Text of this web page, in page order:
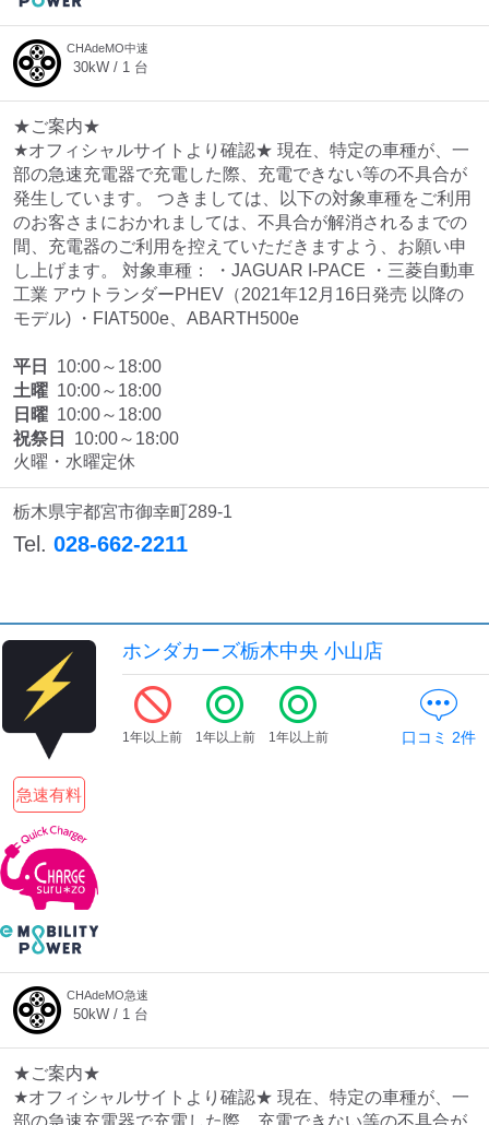
CHAdeMO中速
30kW / 1 台
★ご案内★
★オフィシャルサイトより確認★ 現在、特定の車種が、一
部の急速充電器で充電した際、充電できない等の不具合が
発生しています。 つきましては、以下の対象車種をご利用
のお客さまにおかれましては、不具合が解消されるまでの
間、充電器のご利用を控えていただきますよう、お願い申
し上げます。 対象車種： ・JAGUAR I-PACE ・三菱自動車
工業 アウトランダーPHEV（2021年12月16日発売 以降の
モデル) ・FIAT500e、ABARTH500e
平日
10:00～18:00
土曜 10:00～18:00
日曜 10:00～18:00
祝祭日
10:00～18:00
火曜・水曜定休
栃木県宇都宮市御幸町289-1
Tel. 028-662-2211
ホンダカーズ栃木中央 小山店
急速有料
1年以上前 1年以上前 1年以上前 口コミ 2件
CHAdeMO急速
50kW / 1 台
★ご案内★
★オフィシャルサイトより確認★ 現在、特定の車種が、一
部の急速充電器で充電した際、充電できない等の不具合が